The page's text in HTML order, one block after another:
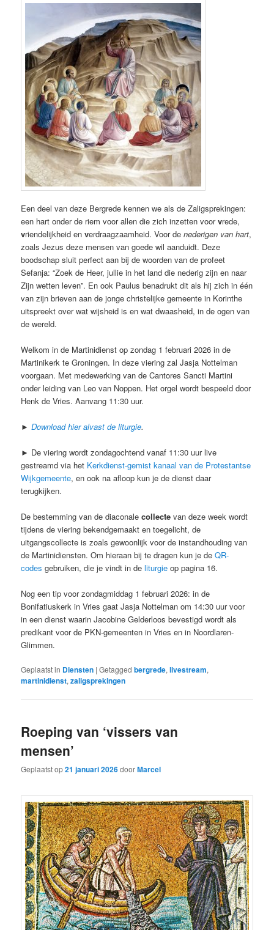
Een deel van deze Bergrede kennen we als de Zaligsprekingen:
een hart onder de riem voor allen die zich inzetten voorvrede,
vriendelijkheid enverdraagzaamheid. Voor denederigen van hart,
zoals Jezus deze mensen van goede wil aanduidt. Deze
boodschap sluit perfect aan bij de woorden van de profeet
Sefanja: “Zoek de Heer, jullie in het land die nederig zijn en naar
Zijn wetten leven”. En ook Paulus benadrukt dit als hij zich in één
van zijn brieven aan de jonge christelijke gemeente in Korinthe
uitspreekt over wat wijsheid is en wat dwaasheid, in de ogen van
de wereld.
Welkom in de Martinidienst op zondag 1 februari 2026 in de
Martinikerk te Groningen. In deze viering zal Jasja Nottelman
voorgaan. Met medewerking van de Cantores Sancti Martini
onder leiding van Leo van Noppen. Het orgel wordt bespeeld door
Henk de Vries. Aanvang 11:30 uur.
►Download hier alvast de liturgie.
► De viering wordt zondagochtend vanaf 11:30 uur live
gestreamd via het Kerkdienst-gemist kanaal van de Protestantse
Wijkgemeente, en ook na afloop kun je de dienst daar
terugkijken.
De bestemming van de diaconalecollecte van deze week wordt
tijdens de viering bekendgemaakt en toegelicht, de
uitgangscollecte is zoals gewoonlijk voor de instandhouding van
de Martinidiensten. Om hieraan bij te dragen kun je deQR-
codes gebruiken, die je vindt in deliturgie op pagina 16.
Nog een tip voor zondagmiddag 1 februari 2026: in de
Bonifatiuskerk in Vries gaat Jasja Nottelman om 14:30 uur voor
in een dienst waarin Jacobine Gelderloos bevestigd wordt als
predikant voor de PKN-gemeenten in Vries en in Noordlaren-
Glimmen.
Geplaatst in Diensten |Getagged bergrede,livestream,
martinidienst,zaligsprekingen
Roeping van ‘vissers van
mensen’
Geplaatst op21 januari 2026doorMarcel